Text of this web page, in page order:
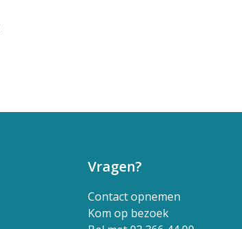
Vragen?
Contact opnemen
Kom op bezoek